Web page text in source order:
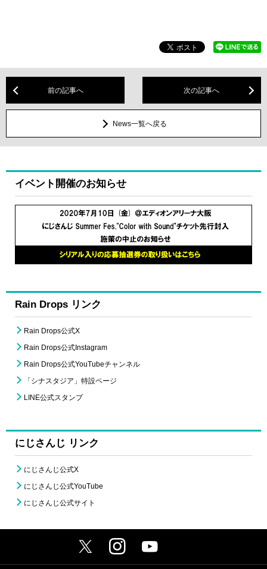
前の記事へ 次の記事へ
News一覧へ戻る
イベント開催のお知らせ
Rain Drops リンク
Rain Drops公式X
Rain Drops公式Instagram
Rain Drops公式YouTubeチャンネル
「シナスタジア」特設ページ
LINE公式スタンプ
にじさんじ リンク
にじさんじ公式X
にじさんじ公式YouTube
にじさんじ公式サイト